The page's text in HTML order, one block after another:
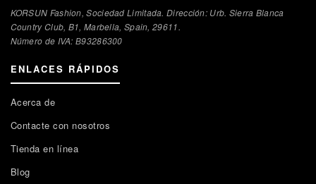
KORSUN Fashion, Sociedad Limitada. Dirección: Urb. Sierra Blanca
Country Club, B1, Marbella, Spain, 29611.
Número de IVA: В93286300
ENLACES RÁPIDOS
Acerca de
Contacte con nosotros
Tienda en línea
Blog